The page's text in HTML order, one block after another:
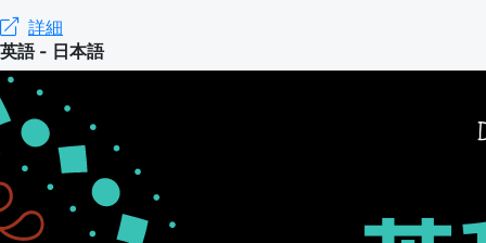
詳細
英語 - 日本語